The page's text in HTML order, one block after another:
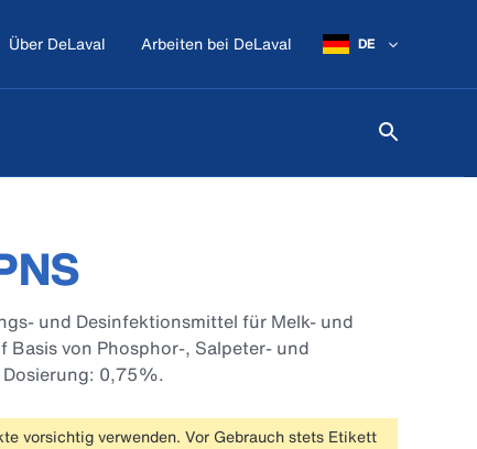
Über DeLaval Arbeiten bei DeLaval DE
und Desinfektionsmittel für Melk- und
Basis von Phosphor-, Salpeter- und
0,75%.
vorsichtig verwenden. Vor Gebrauch stets Etikett